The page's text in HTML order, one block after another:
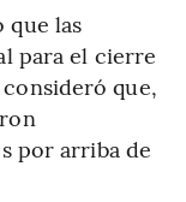
que las
para el cierre
que,
por arriba de